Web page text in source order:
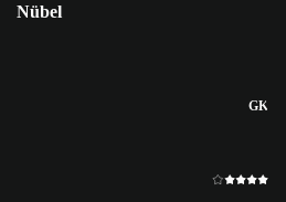
Nübel
GK